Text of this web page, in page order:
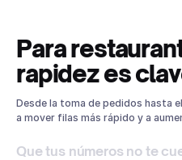
Para
rapidez es
Desde la toma de pedidos hasta
a mover filas más rápido y a
Que tus números no te